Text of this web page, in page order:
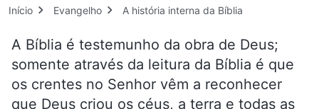
Início Evangelho A história interna da Bíblia
A Bíblia é testemunho da obra de Deus;
somente através da leitura da Bíblia é que
os crentes no Senhor vêm a reconhecer
que Deus criou os céus, a terra e todas as